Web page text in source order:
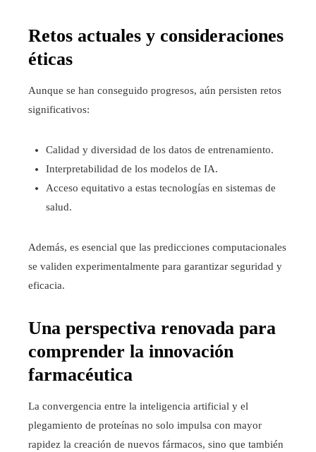
Retos actuales y consideraciones
éticas
Aunque se han conseguido progresos, aún persisten retos
significativos:
Calidad y diversidad de los datos de entrenamiento.
Interpretabilidad de los modelos de IA.
Acceso equitativo a estas tecnologías en sistemas de
salud.
Además, es esencial que las predicciones computacionales
se validen experimentalmente para garantizar seguridad y
eficacia.
Una perspectiva renovada para
comprender la innovación
farmacéutica
La convergencia entre la inteligencia artificial y el
plegamiento de proteínas no solo impulsa con mayor
rapidez la creación de nuevos fármacos, sino que también